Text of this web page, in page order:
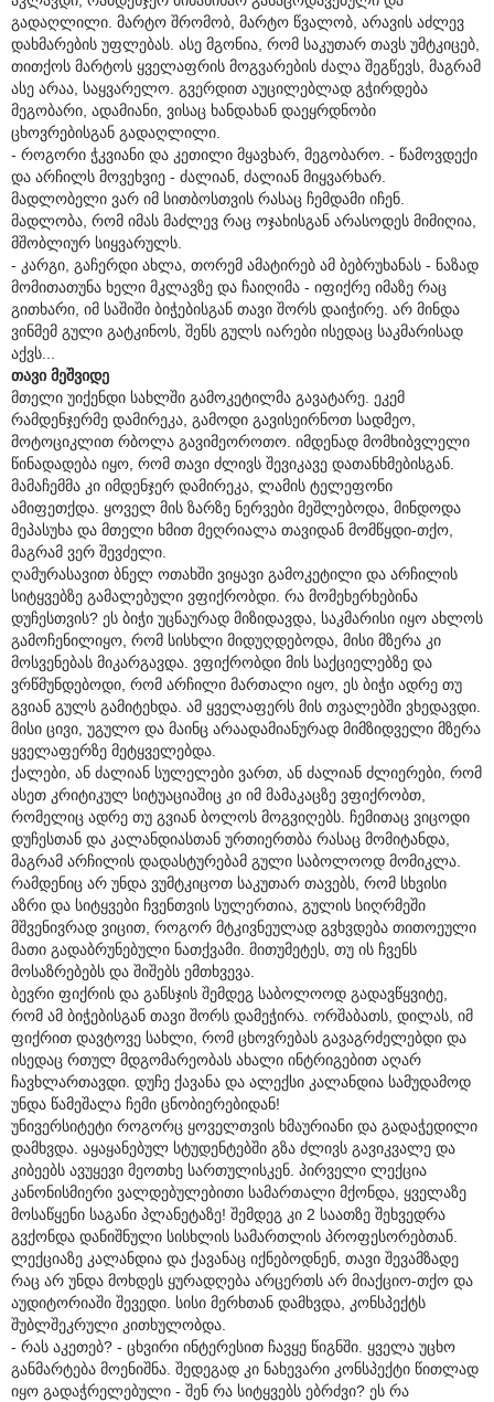
გადაღლილი. მარტო შრომობ, მარტო წვალობ, არავის აძლევ
დახმარების უფლებას. ასე მგონია, რომ საკუთარ თავს უმტკიცებ,
თითქოს მარტოს ყველაფრის მოგვარების ძალა შეგწევს, მაგრამ
ასე არაა, საყვარელო. გვერდით აუცილებლად გჭირდება
მეგობარი, ადამიანი, ვისაც ხანდახან დაეყრდნობი
ცხოვრებისგან გადაღლილი.
- როგორი ჭკვიანი და კეთილი მყავხარ, მეგობარო. - წამოვდექი
და არჩილს მოვეხვიე - ძალიან, ძალიან მიყვარხარ.
მადლობელი ვარ იმ სითბოსთვის რასაც ჩემდამი იჩენ.
მადლობა, რომ იმას მაძლევ რაც ოჯახისგან არასოდეს მიმიღია,
მშობლიურ სიყვარულს.
- კარგი, გაჩერდი ახლა, თორემ ამატირებ ამ ბებრუხანას - ნაზად
მომითათუნა ხელი მკლავზე და ჩაიღიმა - იფიქრე იმაზე რაც
გითხარი, იმ საშიში ბიჭებისგან თავი შორს დაიჭირე. არ მინდა
ვინმემ გული გატკინოს, შენს გულს იარები ისედაც საკმარისად
აქვს...
თავი მეშვიდე
მთელი უიქენდი სახლში გამოკეტილმა გავატარე. ეკემ
რამდენჯერმე დამირეკა, გამოდი გავისეირნოთ სადმეო,
მოტოციკლით რბოლა გავიმეოროთო. იმდენად მომხიბვლელი
წინადადება იყო, რომ თავი ძლივს შევიკავე დათანხმებისგან.
მამაჩემმა კი იმდენჯერ დამირეკა, ლამის ტელეფონი
ამიფეთქდა. ყოველ მის ზარზე ნერვები მეშლებოდა, მინდოდა
მეპასუხა და მთელი ხმით მეღრიალა თავიდან მომწყდი-თქო,
მაგრამ ვერ შევძელი.
ღამურასავით ბნელ ოთახში ვიყავი გამოკეტილი და არჩილის
სიტყვებზე გამალებული ვფიქრობდი. რა მომეხერხებინა
დუჩესთვის? ეს ბიჭი უცნაურად მიზიდავდა, საკმარისი იყო ახლოს
გამოჩენილიყო, რომ სისხლი მიდუღდებოდა, მისი მზერა კი
მოსვენებას მიკარგავდა. ვფიქრობდი მის საქციელებზე და
ვრწმუნდებოდი, რომ არჩილი მართალი იყო, ეს ბიჭი ადრე თუ
გვიან გულს გამიტეხდა. ამ ყველაფერს მის თვალებში ვხედავდი.
მისი ცივი, უგულო და მაინც არაადამიანურად მიმზიდველი მზერა
ყველაფერზე მეტყველებდა.
ქალები, ან ძალიან სულელები ვართ, ან ძალიან ძლიერები, რომ
ასეთ კრიტიკულ სიტუაციაშიც კი იმ მამაკაცზე ვფიქრობთ,
რომელიც ადრე თუ გვიან ბოლოს მოგვიღებს. ჩემითაც ვიცოდი
დუჩესთან და კალანდიასთან ურთიერთბა რასაც მომიტანდა,
მაგრამ არჩილის დადასტურებამ გული საბოლოოდ მომიკლა.
რამდენიც არ უნდა ვუმტკიცოთ საკუთარ თავებს, რომ სხვისი
აზრი და სიტყვები ჩვენთვის სულერთია, გულის სიღრმეში
მშვენივრად ვიცით, როგორ მტკივნეულად გვხვდება თითოეული
მათი გადაბრუნებული ნათქვამი. მითუმეტეს, თუ ის ჩვენს
მოსაზრებებს და შიშებს ემთხვევა.
ბევრი ფიქრის და განსჯის შემდეგ საბოლოოდ გადავწყვიტე,
რომ ამ ბიჭებისგან თავი შორს დამეჭირა. ორშაბათს, დილას, იმ
ფიქრით დავტოვე სახლი, რომ ცხოვრებას გავაგრძელებდი და
ისედაც რთულ მდგომარეობას ახალი ინტრიგებით აღარ
ჩავხლართავდი. დუჩე ქავანა და ალექსი კალანდია სამუდამოდ
უნდა წამეშალა ჩემი ცნობიერებიდან!
უნივერსიტეტი როგორც ყოველთვის ხმაურიანი და გადაჭედილი
დამხვდა. აყაყანებულ სტუდენტებში გზა ძლივს გავიკვალე და
კიბეებს ავუყევი მეოთხე სართულისკენ. პირველი ლექცია
კანონისმიერი ვალდებულებითი სამართალი მქონდა, ყველაზე
მოსაწყენი საგანი პლანეტაზე! შემდეგ კი 2 საათზე შეხვედრა
გვქონდა დანიშნული სისხლის სამართლის პროფესორებთან.
ლექციაზე კალანდია და ქავანაც იქნებოდნენ, თავი შევამზადე
რაც არ უნდა მოხდეს ყურადღება არცერთს არ მიაქციო-თქო და
აუდიტორიაში შევედი. სისი მერხთან დამხვდა, კონსპექტს
შუბლშეკრული კითხულობდა.
- რას აკეთებ? - ცხვირი ინტერესით ჩავყე წიგნში. ყველა უცხო
განმარტება მოენიშნა. შედეგად კი ნახევარი კონსპექტი წითლად
იყო გადაჭრელებული - შენ რა სიტყვებს ებრძვი? ეს რა